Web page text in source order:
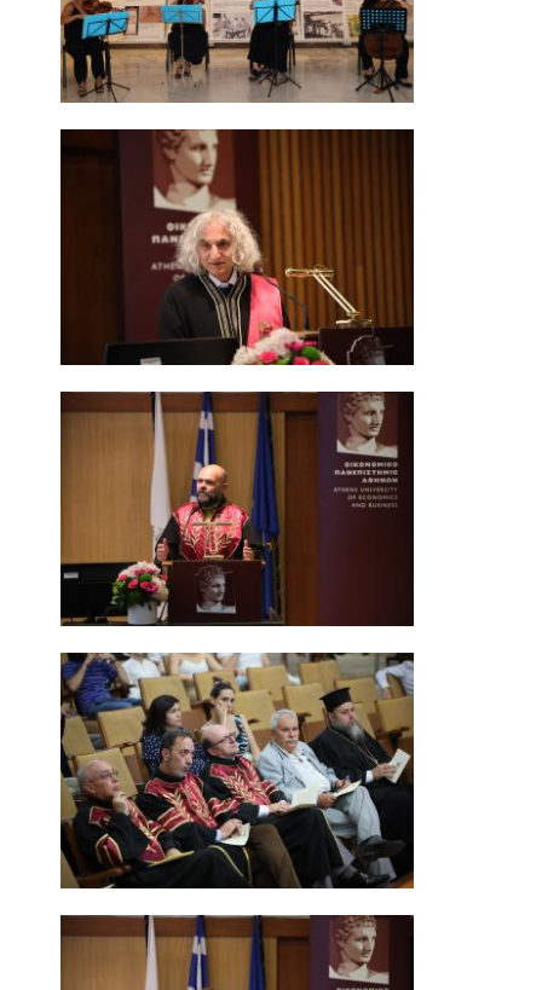
ΕΚΘΕΣΕΙΣ ΕΞΩΤΕΡΙΚΗΣ ΑΞΙΟΛΟΓΗΣΗΣ
MΟ.ΔΙ.Π.
ΕΡΕΥΝΑ
ΕΚΠΑΙΔΕΥΤΙΚΑ ΕΡΓΑΣΤΗΡΙΑ
ΕΡΕΥΝΗΤΙΚΑ ΕΡΓΑΣΤΗΡΙΑ
ΕΡΓΑΣΤΗΡΙΟ ΜΕΛΕΤΩΝ ΟΙΚΟΝΟΜΙΚΗΣ
ΠΟΛΙΤΙΚΗΣ
ΕΡΓΑΣΤΗΡΙΟ ΟΙΚΟΝΟΜΕΤΡΙΑΣ
ΕΡΓΑΣΤΗΡΙΟ ΟΙΚΟΝΟΜΙΚΗΣ ΑΝΑΠΤΥΞΗΣ ΚΑΙ
ΚΟΙΝΩΝΙΚΗΣ ΠΟΛΙΤΙΚΗΣ
ΜΕΤΑΔΙΔΑΚΤΟΡΙΚΗ ΕΡΕΥΝΑ
ΠΡΟΣΦΑΤΕΣ ΔΗΜΟΣΙΕΥΣΕΙΣ
ΜΕΛΩΝ ΔΕΠ
ΥΠΟΨΗΦΙΩΝ ΔΙΔΑΚΤΟΡΩΝ - ΔΙΔΑΚΤΟΡΩΝ &
ΜΕΤΑΔΙΔΑΚΤΟΡΙΚΩΝ ΕΡΕΥΝΗΤΩΝ
ΣΥΝΕΔΡΙΑ
ΕΡΕΥΝΗΤΙΚΑ ΔΟΚΙΜΙΑ
ΣΕΙΡΕΣ ΣΕΜΙΝΑΡΙΩΝ
RESEARCH SEMINAR SERIES
JERS SEMINARS